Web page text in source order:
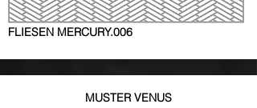
FLIESEN MERCURY.006
MUSTER VENUS